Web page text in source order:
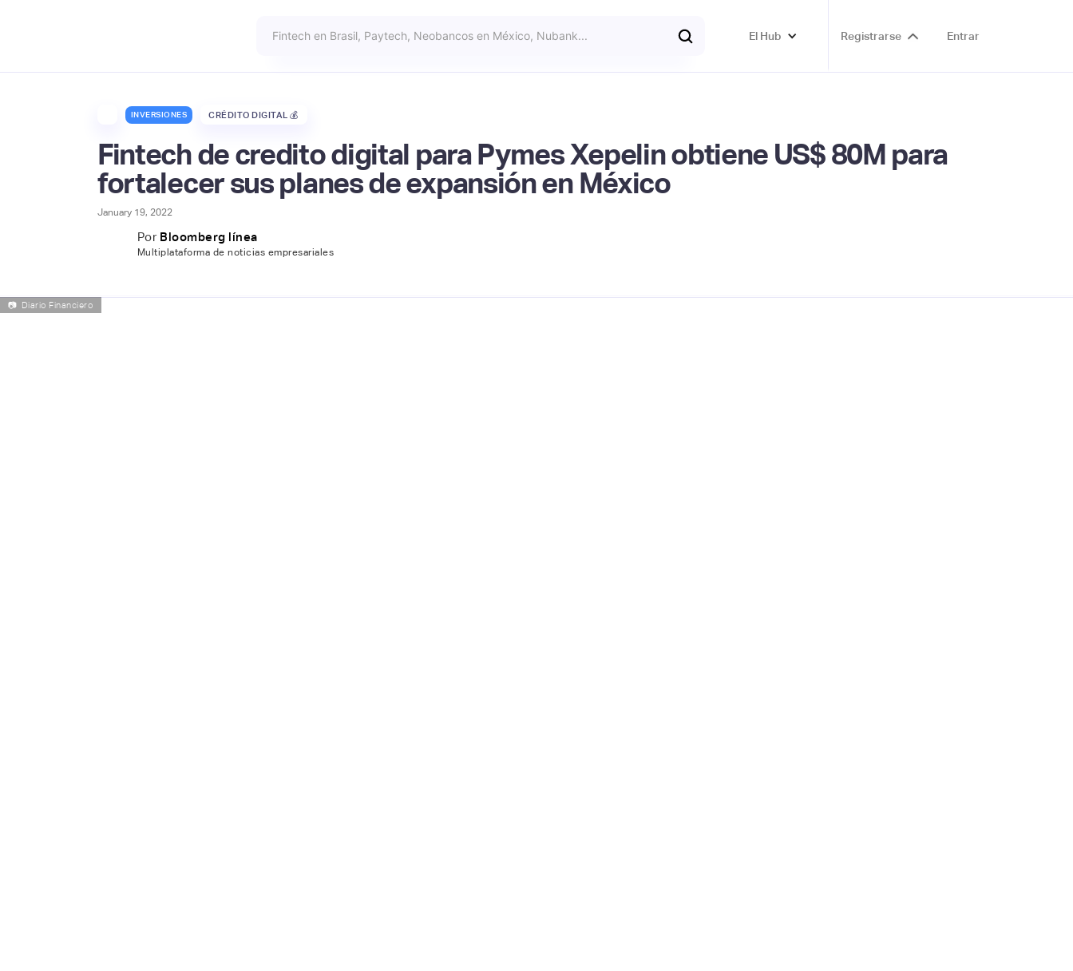
El Hub Registrarse Entrar
INVERSIONES CRÉDITO DIGITAL 💰
Fintech de credito digital para Pymes Xepelin obtiene US$ 80M para
fortalecer sus planes de expansión en México
January 19, 2022
Por Bloomberg línea
Multiplataforma de noticias empresariales
📷 Diario Financiero